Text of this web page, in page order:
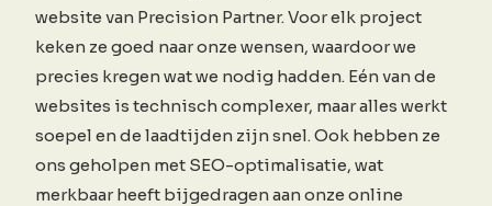
website van Precision Partner. Voor elk project
keken ze goed naar onze wensen, waardoor we
precies kregen wat we nodig hadden. Eén van de
websites is technisch complexer, maar alles werkt
soepel en de laadtijden zijn snel. Ook hebben ze
ons geholpen met SEO-optimalisatie, wat
merkbaar heeft bijgedragen aan onze online